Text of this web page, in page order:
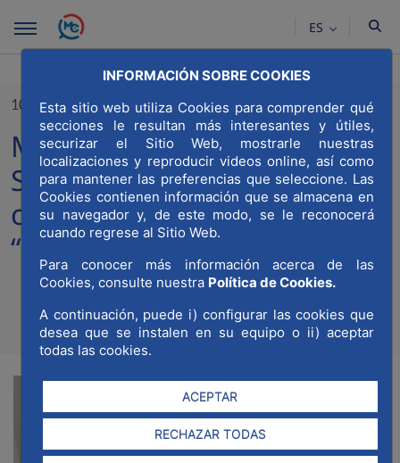
Saltar al contenido principal
INFORMACIÓN SOBRE COOKIES
Esta sitio web utiliza Cookies para comprender qué
secciones le resultan más interesantes y útiles,
securizar el Sitio Web, mostrarle nuestras
localizaciones y reproducir videos online, así como
para mantener las preferencias que seleccione. Las
Cookies contienen información que se almacena en
su navegador y, de este modo, se le reconocerá
cuando regrese al Sitio Web.
Para conocer más información acerca de las
Cookies, consulte nuestra Política de Cookies.
A continuación, puede i) configurar las cookies que
desea que se instalen en su equipo o ii) aceptar
todas las cookies.
ACEPTAR
RECHAZAR TODAS
ES
10/01/2023
MWCC y la Asociación
Sonrisas han finalizado la
campaña de navidad
“Ningún niño sin juguete”
Compartir en
Compartir en
Compartir
RSS